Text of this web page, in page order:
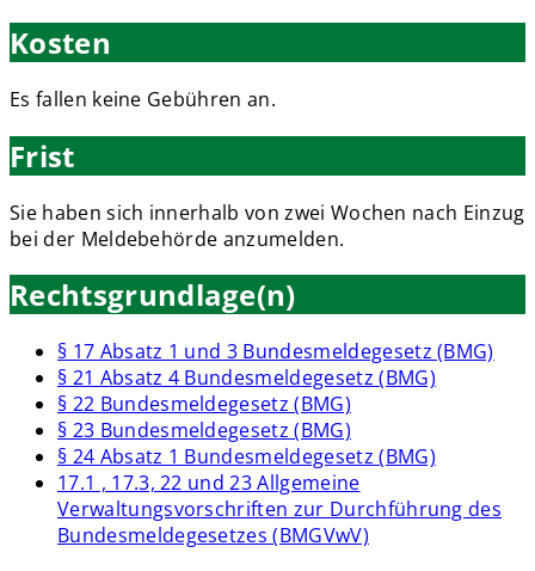
Kosten
Es fallen keine Gebühren an.
Frist
Sie haben sich innerhalb von zwei Wochen nach Einzug
bei der Meldebehörde anzumelden.
Rechtsgrundlage(n)
§ 17 Absatz 1 und 3 Bundesmeldegesetz (BMG)
§ 21 Absatz 4 Bundesmeldegesetz (BMG)
§ 22 Bundesmeldegesetz (BMG)
§ 23 Bundesmeldegesetz (BMG)
§ 24 Absatz 1 Bundesmeldegesetz (BMG)
17.1 , 17.3, 22 und 23 Allgemeine
Verwaltungsvorschriften zur Durchführung des
Bundesmeldegesetzes (BMGVwV)